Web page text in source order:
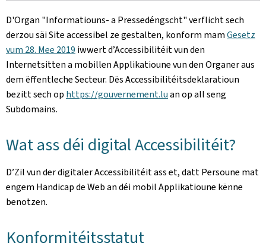
D'Organ "Informatiouns- a Pressedéngscht"verflicht sech
derzou säi Site accessibel ze gestalten, konform mamGesetz
vum 28. Mee 2019 iwwert d’Accessibilitéit vun den
Internetsitten a mobillen Applikatioune vun den Organer aus
dem ëffentleche Secteur. Dës Accessibilitéitsdeklaratioun
bezitt sech op https://gouvernement.luan op all seng
Subdomains.
Wat ass déi digital Accessibilitéit?
D’Zil vun der digitaler Accessibilitéit ass et, datt Persoune mat
engem Handicap de Web an déi mobil Applikatioune kënne
benotzen.
Konformitéitsstatut